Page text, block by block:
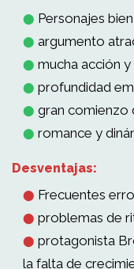
⬤ Personajes
⬤ argumento
⬤ mucha acción
⬤ profundidad
⬤ gran comienzo
⬤ romance y
Desventajas:
⬤ Frecuentes
⬤ problemas de
⬤ protagonista
la falta de